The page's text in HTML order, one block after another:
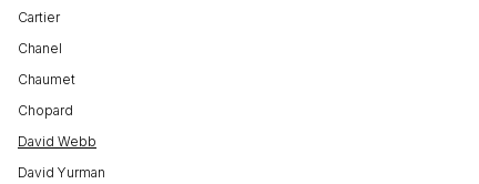
Cartier
Chanel
Chaumet
Chopard
David Webb
David Yurman